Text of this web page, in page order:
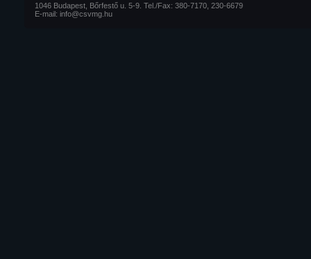
1046 Budapest, Bőrfestő u. 5-9. Tel./Fax: 380-7170, 230-6679
E-mail: info@csvmg.hu